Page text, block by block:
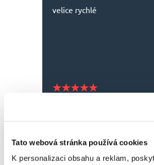
Tato webová stránka používá cookies
K personalizaci obsahu a reklam,
velice rychlé
výborné